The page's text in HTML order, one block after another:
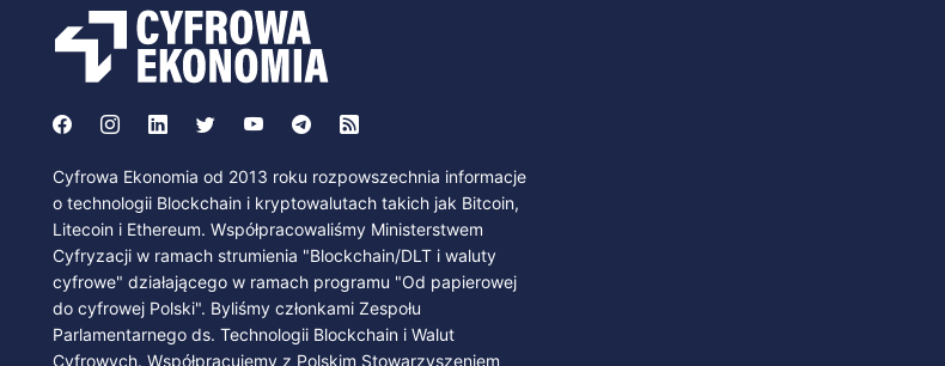
Cyfrowa Ekonomia od 2013 roku rozpowszechnia informacje
o technologii Blockchain i kryptowalutach takich jak Bitcoin,
Litecoin i Ethereum. Współpracowaliśmy Ministerstwem
Cyfryzacji w ramach strumienia "Blockchain/DLT i waluty
cyfrowe" działającego w ramach programu "Od papierowej
do cyfrowej Polski". Byliśmy członkami Zespołu
Parlamentarnego ds. Technologii Blockchain i Walut
Cyfrowych. Współpracujemy z Polskim Stowarzyszeniem